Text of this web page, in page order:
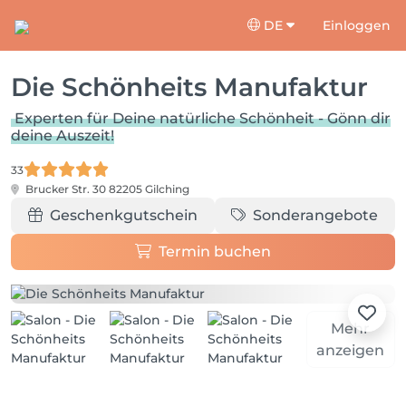
DE Einloggen
Die Schönheits Manufaktur
Experten für Deine natürliche Schönheit - Gönn dir
deine Auszeit!
33
Brucker Str. 30 82205 Gilching
Geschenkgutschein Sonderangebote
Termin buchen
Mehr
anzeigen